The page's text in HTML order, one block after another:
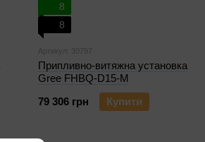
8
8
Артикул: 30797
Припливно-витяжна установка
Gree FHBQ-D15-M
79 306 грн
Купити